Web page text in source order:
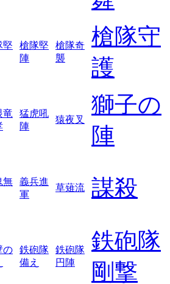
堅
槍隊堅
陣
槍隊奇
襲
槍隊守
護
竜
猛虎吼
陣
猿夜叉
獅子の
陣
無
義兵進
軍
草薙流 謀殺
の
鉄砲隊
備え
鉄砲隊
円陣
鉄砲隊
剛撃